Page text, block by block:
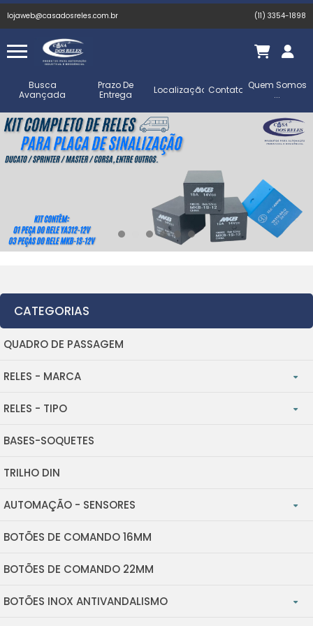
lojaweb@casadosreles.com.br (11) 3354-1898
Busca
Avançada
Prazo De
Entrega
Localização Contato Quem Somos
...
CATEGORIAS
QUADRO DE PASSAGEM
RELES - MARCA
TRON - ALTRONIC
ATORK
BRAZIL CONTROL
GOODSKY
OMRON
FINDER
YESLY FINDER
METALTEX
RELES - TIPO
DETECTOR
FOTO CELULA
ESTADO SÓLIDO
INTERFACE
CIRCUITO IMPRESSO
POTÊNCIA
BASES-SOQUETES
TRILHO DIN
AUTOMAÇÃO - SENSORES
INVERSOR DE FREQUENCIA
CLPS
SENSOR INDUTIVO C/CONEC.
BOTÕES DE COMANDO 16MM
BOTÕES DE COMANDO 22MM
BOTÕES INOX ANTIVANDALISMO